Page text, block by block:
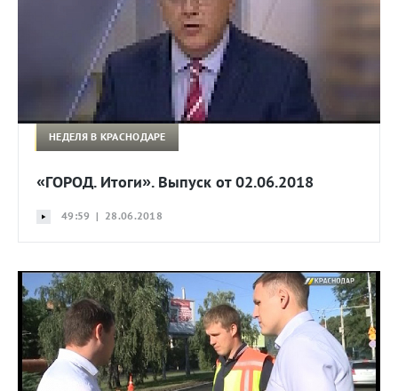
НЕДЕЛЯ В КРАСНОДАРЕ
«ГОРОД. Итоги». Выпуск от 02.06.2018
49:59 | 28.06.2018